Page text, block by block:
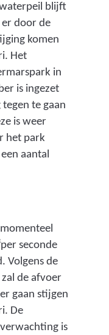
blijft
door de
komen
Het
in
is ingezet
te gaan
is weer
het park
aantal
per seconde
Volgens de
de afvoer
gaan stijgen
De
is